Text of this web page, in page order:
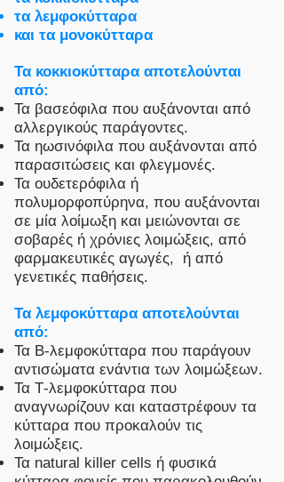
τα λεμφοκύτταρα
και τα μονοκύτταρα
Τα κοκκιοκύτταρα αποτελούνται
από:
Τα βασεόφιλα που αυξάνονται από
αλλεργικούς παράγοντες.
Τα ηωσινόφιλα που αυξάνονται από
παρασιτώσεις και φλεγμονές.
Τα ουδετερόφιλα ή
πολυμορφοπύρηνα, που αυξάνονται
σε μία λοίμωξη και μειώνονται σε
σοβαρές ή χρόνιες λοιμώξεις, από
φαρμακευτικές αγωγές, ή από
γενετικές παθήσεις.
Τα λεμφοκύτταρα αποτελούνται
από:
Τα Β-λεμφοκύτταρα που παράγουν
αντισώματα ενάντια των λοιμώξεων.
Τα Τ-λεμφοκύτταρα που
αναγνωρίζουν και καταστρέφουν τα
κύτταρα που προκαλούν τις
λοιμώξεις.
Τα natural killer cells ή φυσικά